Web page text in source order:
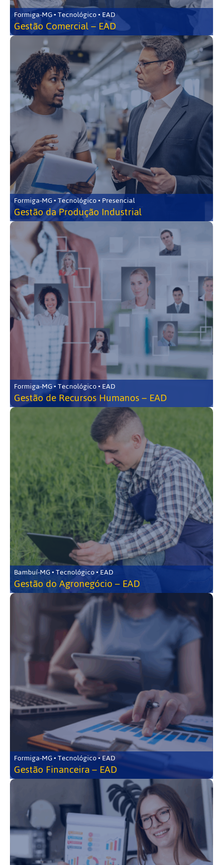
Formiga-MG • Tecnológico • EAD
Gestão Comercial – EAD
Formiga-MG • Tecnológico • Presencial
Gestão da Produção Industrial
Formiga-MG • Tecnológico • EAD
Gestão de Recursos Humanos – EAD
Bambuí-MG • Tecnológico • EAD
Gestão do Agronegócio – EAD
Formiga-MG • Tecnológico • EAD
Gestão Financeira – EAD